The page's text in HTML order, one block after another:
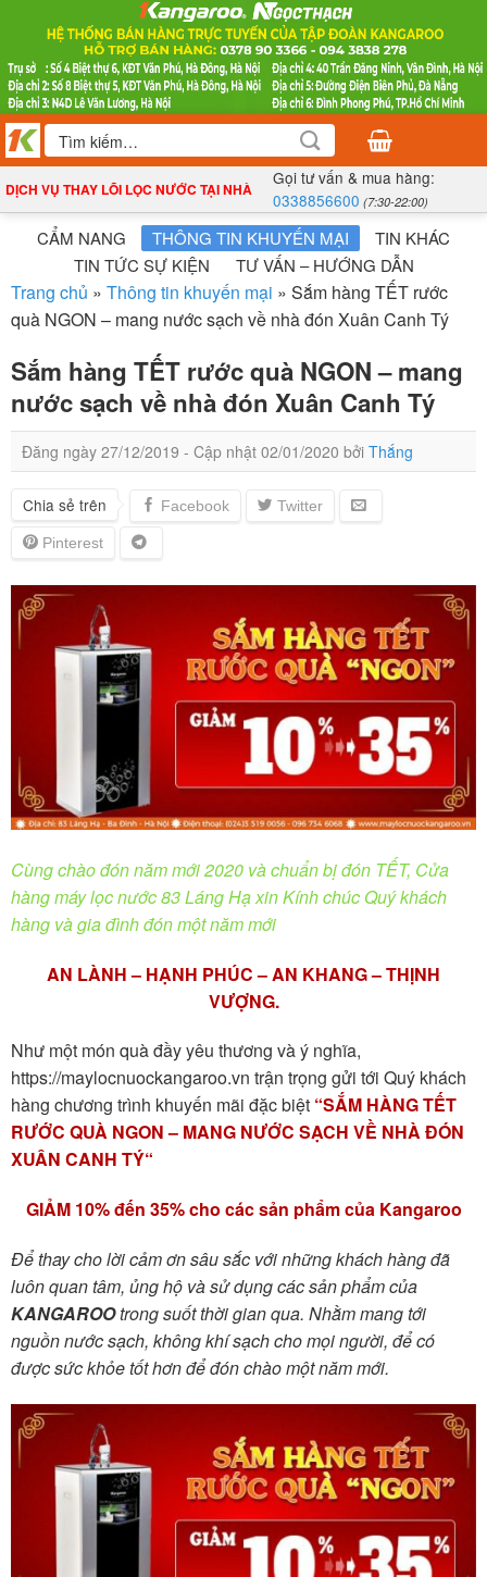
nội
dung
Tìm
kiếm:
DỊCH VỤ THAY LÕI LỌC NƯỚC TẠI NHÀ
Gọi tư vấn & mua hàng:
0338856600 (7:30-22:00)
CẨM NANG THÔNG TIN KHUYẾN MẠI
TIN KHÁC
TIN TỨC SỰ KIỆN
TƯ VẤN – HƯỚNG DẪN
Trang chủ » Thông tin khuyến mại » Sắm hàng TẾT rước
quà NGON – mang nước sạch về nhà đón Xuân Canh Tý
Sắm hàng TẾT rước quà NGON – mang
nước sạch về nhà đón Xuân Canh Tý
Đăng ngày 27/12/2019 - Cập nhật 02/01/2020 bởi Thắng
Chia sẻ trên
Cùng chào đón năm mới 2020 và chuẩn bị đón TẾT, Cửa
hàng máy lọc nước 83 Láng Hạ xin Kính chúc Quý khách
hàng và gia đình đón một năm mới
AN LÀNH – HẠNH PHÚC – AN KHANG – THỊNH
VƯỢNG.
Như một món quà đầy yêu thương và ý nghĩa,
https://maylocnuockangaroo.vn trận trọng gửi tới Quý khách
hàng chương trình khuyến mãi đặc biệt “SẮM HÀNG TẾT
RƯỚC QUÀ NGON – MANG NƯỚC SẠCH VỀ NHÀ ĐÓN
XUÂN CANH TÝ“
GIẢM 10% đến 35% cho các sản phẩm của Kangaroo
Để thay cho lời cảm ơn sâu sắc với những khách hàng đã
luôn quan tâm, ủng hộ và sử dụng các sản phẩm của
KANGAROOtrong suốt thời gian qua. Nhằm mang tới
nguồn nước sạch, không khí sạch cho mọi người, để có
được sức khỏe tốt hơn để đón chào một năm mới.